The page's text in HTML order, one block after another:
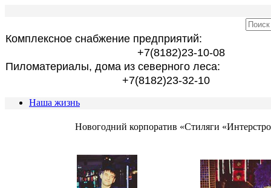
Комплексное снабжение предприятий:
+7(8182)23-10-08
Пиломатериалы, дома из северного леса:
+7(8182)23-32-10
Наша жизнь
Новогодний корпоратив «Стиляги